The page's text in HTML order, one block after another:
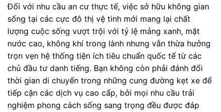
Đối với nhu cầu an cư thực tế, việc sở hữu không gian
sống tại các cực đô thị vệ tinh mới mang lại chất
lượng cuộc sống vượt trội với tỷ lệ mảng xanh, mặt
nước cao, không khí trong lành nhưng vẫn thừa hưởng
trọn vẹn hệ thống tiện ích tiêu chuẩn quốc tế từ các
chủ đầu tư danh tiếng. Bạn không còn phải đánh đổi
thời gian di chuyển trong những cung đường kẹt xe để
tiếp cận các dịch vụ cao cấp, bởi mọi nhu cầu trải
nghiệm phong cách sống sang trọng đều được đáp